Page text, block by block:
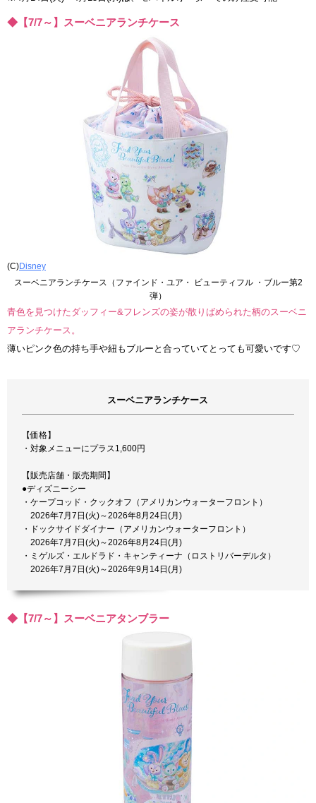
◆【7/7～】スーベニアランチケース
(C)Disney
スーベニアランチケース（ファインド・ユア・ ビューティフル ・ブルー第2
弾）
青色を見つけたダッフィー&フレンズの姿が散りばめられた柄のスーベニ
アランチケース。
薄いピンク色の持ち手や紐もブルーと合っていてとっても可愛いです♡
スーベニアランチケース
【価格】
・対象メニューにプラス1,600円
【販売店舗・販売期間】
●ディズニーシー
・ケープコッド・クックオフ（アメリカンウォーターフロント）
2026年7月7日(火)～2026年8月24日(月)
・ドックサイドダイナー（アメリカンウォーターフロント）
2026年7月7日(火)～2026年8月24日(月)
・ミゲルズ・エルドラド・キャンティーナ（ロストリバーデルタ）
2026年7月7日(火)～2026年9月14日(月)
◆【7/7～】スーベニアタンブラー